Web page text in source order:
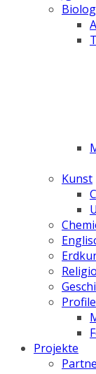
Kunst
Profile
Projekte